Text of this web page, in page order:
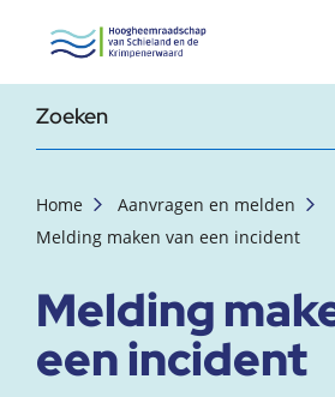
, startpagina
Zoekterm
Home
Aanvragen en melden
Melding maken van een incident
Melding
een incident